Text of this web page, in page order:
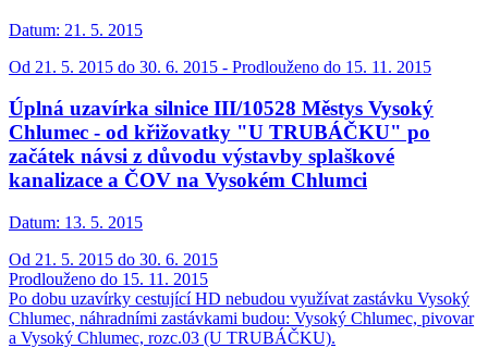
Datum: 21. 5. 2015
Od 21. 5. 2015 do 30. 6. 2015 - Prodlouženo do 15. 11. 2015
Úplná uzavírka silnice III/10528 Městys Vysoký
Chlumec - od křižovatky "U TRUBÁČKU" po
začátek návsi z důvodu výstavby splaškové
kanalizace a ČOV na Vysokém Chlumci
Datum: 13. 5. 2015
Od 21. 5. 2015 do 30. 6. 2015
Prodlouženo do 15. 11. 2015
Po dobu uzavírky cestující HD nebudou využívat zastávku Vysoký
Chlumec, náhradními zastávkami budou: Vysoký Chlumec, pivovar
a Vysoký Chlumec, rozc.03 (U TRUBÁČKU).